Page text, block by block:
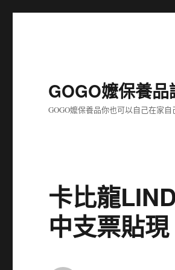
GOGO嬤保養
GOGO嬤保養品你也可以自己在家
卡比龍
中支票貼現